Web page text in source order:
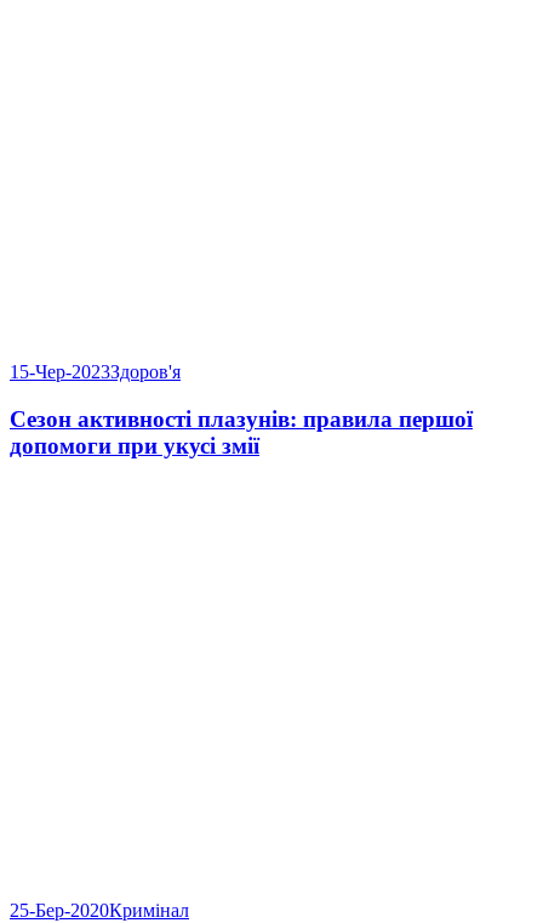
15-Чер-2023Здоров'я
Сезон активності плазунів: правила першої
допомоги при укусі змії
25-Бер-2020Кримінал